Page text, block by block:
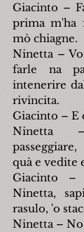
Giacinto –
prima m'ha
mò chiagne.
Ninetta –
farle na
intenerire
rivincita.
Giacinto – E
Ninetta
quà e vedite
Giacinto –
Ninetta,
rasulo, 'o
Ninetta –